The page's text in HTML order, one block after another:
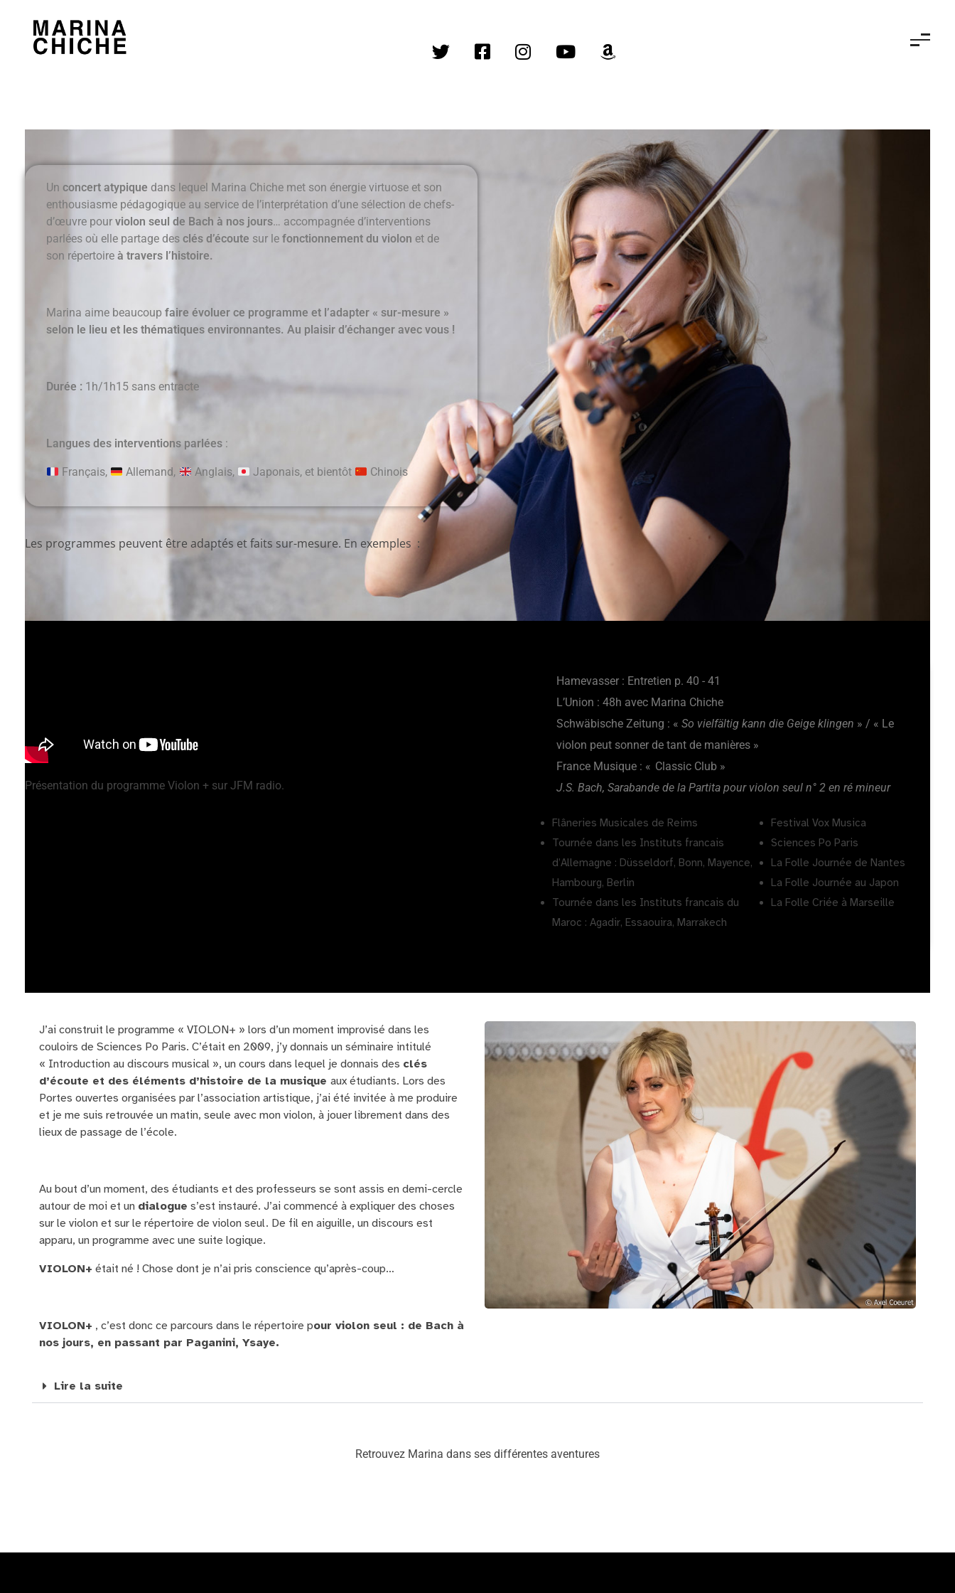
Un concert atypique dans lequel Marina Chiche met son énergie virtuose et son
enthousiasme pédagogique au service de l’interprétation d’une sélection de chefs-
d’œuvre pour violon seul de Bach à nos jours… accompagnée d’interventions
parlées où elle partage des clés d’écoute sur le fonctionnement du violon et de
son répertoire à travers l’histoire.
Marina aime beaucoup faire évoluer ce programme et l’adapter « sur-mesure »
selon le lieu et les thématiques environnantes. Au plaisir d’échanger avec vous !
Durée : 1h/1h15 sans entracte
Langues des interventions parlées :
Français, Allemand, Anglais, Japonais, et bientôt Chinois
Les programmes peuvent être adaptés et faits sur-mesure. En exemples :
Présentation du programme Violon + sur JFM radio.
Hamevasser : Entretien p. 40 - 41
L’Union : 48h avec Marina Chiche
Schwäbische Zeitung : «So vielfältig kann die Geige klingen » / « Le
violon peut sonner de tant de manières »
France Musique : « Classic Club »
J.S. Bach, Sarabande de la Partita pour violon seul n° 2 en ré mineur
Flâneries Musicales de Reims
Tournée dans les Instituts francais
d’Allemagne : Düsseldorf, Bonn, Mayence,
Hambourg, Berlin
Tournée dans les Instituts francais du
Maroc : Agadir, Essaouira, Marrakech
Festival Vox Musica
Sciences Po Paris
La Folle Journée de Nantes
La Folle Journée au Japon
La Folle Criée à Marseille
J’ai construit le programme « VIOLON+ » lors d’un moment improvisé dans les
couloirs de Sciences Po Paris. C’était en 2009, j’y donnais un séminaire intitulé
« Introduction au discours musical », un cours dans lequel je donnais des clés
d’écoute et des éléments d’histoire de la musique aux étudiants. Lors des
Portes ouvertes organisées par l’association artistique, j’ai été invitée à me produire
et je me suis retrouvée un matin, seule avec mon violon, à jouer librement dans des
lieux de passage de l’école.
Au bout d’un moment, des étudiants et des professeurs se sont assis en demi-cercle
autour de moi et un dialogue s’est instauré. J’ai commencé à expliquer des choses
sur le violon et sur le répertoire de violon seul. De fil en aiguille, un discours est
apparu, un programme avec une suite logique.
VIOLON+ était né ! Chose dont je n’ai pris conscience qu’après-coup…
VIOLON+ , c’est donc ce parcours dans le répertoire pour violon seul : de Bach à
nos jours, en passant par Paganini, Ysaye.
Lire la suite
Retrouvez Marina dans ses différentes aventures